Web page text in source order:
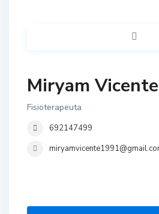
Miryam Vicente
Fisioterapeuta
692147499